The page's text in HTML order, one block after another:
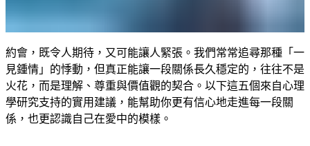
約會，既令人期待，又可能讓人緊張。我們常常追尋那種「一
見鍾情」的悸動，但真正能讓一段關係長久穩定的，往往不是
火花，而是理解、尊重與價值觀的契合。以下這五個來自心理
學研究支持的實用建議，能幫助你更有信心地走進每一段關
係，也更認識自己在愛中的模樣。